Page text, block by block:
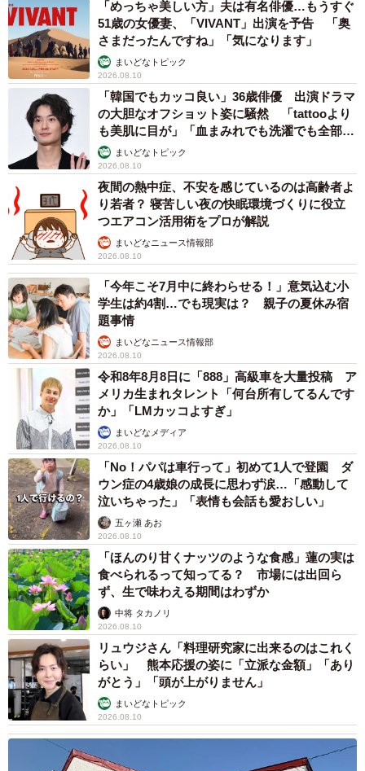
「めっちゃ美しい方」夫は有名俳優…もうすぐ
51歳の女優妻、「VIVANT」出演を予告 「奥
さまだったんですね」「気になります」
まいどなトピック
2026.08.10
「韓国でもカッコ良い」36歳俳優 出演ドラマ
の大胆なオフショット姿に騒然 「tattooより
も美肌に目が」「血まみれでも洗濯でも全部か
っこいい」
まいどなトピック
2026.08.10
夜間の熱中症、不安を感じているのは高齢者よ
り若者？ 寝苦しい夜の快眠環境づくりに役立
つエアコン活用術をプロが解説
まいどなニュース情報部
2026.08.10
「今年こそ7月中に終わらせる！」意気込む小
学生は約4割…でも現実は？ 親子の夏休み宿
題事情
まいどなニュース情報部
2026.08.10
令和8年8月8日に「888」高級車を大量投稿 ア
メリカ生まれタレント「何台所有してるんです
か」「LMカッコよすぎ」
まいどなメディア
2026.08.10
「No！パパは車行って」初めて1人で登園 ダ
ウン症の4歳娘の成長に思わず涙…「感動して
泣いちゃった」「表情も会話も愛おしい」
五ヶ瀬 あお
2026.08.10
「ほんのり甘くナッツのような食感」蓮の実は
食べられるって知ってる？ 市場には出回ら
ず、生で味わえる期間はわずか
中将 タカノリ
2026.08.10
リュウジさん「料理研究家に出来るのはこれく
らい」 熊本応援の姿に「立派な金額」「あり
がとう」「頭が上がりません」
まいどなトピック
2026.08.10